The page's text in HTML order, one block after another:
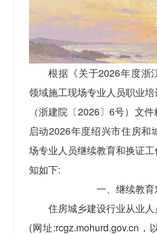
根据《关于2026年度浙
领域施工现场专业人员职业培
（浙建院〔2026〕6号）文
启动2026年度绍兴市住房和
场专业人员继续教育和换证
知如下:
一、继续教育
住房城乡建设行业从业
(网址:rcgz.mohurd.gov.cn，